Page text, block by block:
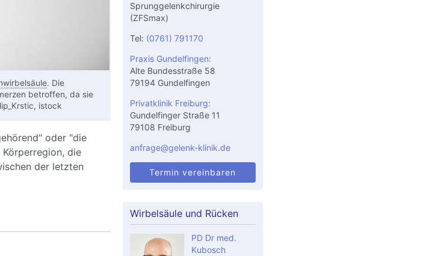
. Die
betroffen, da sie
istock
oder "die
die
der letzten
Sprunggelenkchirurgie
(ZFSmax)
Tel: (0761) 791170
Praxis Gundelfingen:
Alte Bundesstraße 58
79194 Gundelfingen
Privatklinik Freiburg:
Gundelfinger Straße 11
79108 Freiburg
anfrage@gelenk-klinik.de
Termin vereinbaren
Wirbelsäule und Rücken
PD Dr med.
Kubosch